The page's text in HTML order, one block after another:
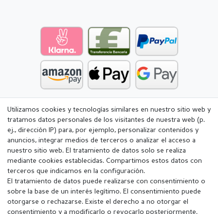
Utilizamos cookies y tecnologías similares en nuestro sitio web y
tratamos datos personales de los visitantes de nuestra web (p.
ej., dirección IP) para, por ejemplo, personalizar contenidos y
anuncios, integrar medios de terceros o analizar el acceso a
nuestro sitio web. El tratamiento de datos solo se realiza
mediante cookies establecidas. Compartimos estos datos con
terceros que indicamos en la configuración.
El tratamiento de datos puede realizarse con consentimiento o
sobre la base de un interés legítimo. El consentimiento puede
otorgarse o rechazarse. Existe el derecho a no otorgar el
consentimiento y a modificarlo o revocarlo posteriormente.